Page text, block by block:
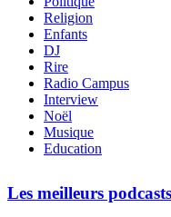
Religion
Enfants
DJ
Rire
Radio Campus
Interview
Noël
Musique
Education
Les meilleurs podcasts